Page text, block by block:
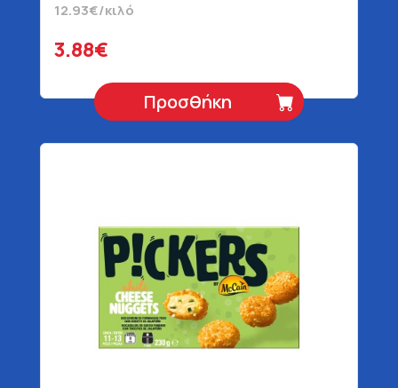
12.93€/κιλό
3.88€
Προσθήκη